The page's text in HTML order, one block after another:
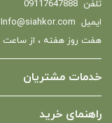
تلفن 09117647888
ایمیل Info@siahkor.com
هفت روز هفته ، از ساعت 11 تا 22 پاسخگوی شما هستیم.
خدمات مشتریان
راهنمای خرید